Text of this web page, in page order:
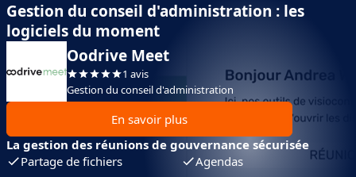
Gestion du conseil d'administration : les
logiciels du moment
Oodrive Meet
1 avis
Gestion du conseil d'administration
En savoir plus
La gestion des réunions de gouvernance sécurisée
Partage de fichiers
Agendas